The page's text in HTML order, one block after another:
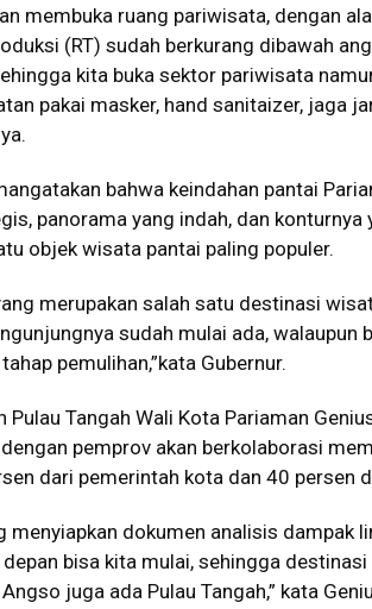
membuka ruang pariwisata, dengan
(RT) sudah berkurang dibawah
kita buka sektor pariwisata
pakai masker, hand sanitaizer, jaga
bahwa keindahan pantai
panorama yang indah, dan konturnya
objek wisata pantai paling populer.
merupakan salah satu destinasi
sudah mulai ada, walaupun
pemulihan,”kata Gubernur.
Tangah Wali Kota Pariaman
pemprov akan berkolaborasi
dari pemerintah kota dan 40 persen
menyiapkan dokumen analisis dampak
bisa kita mulai, sehingga destinasi
juga ada Pulau Tangah,” kata